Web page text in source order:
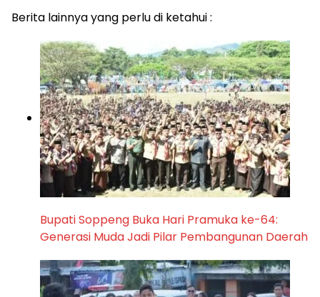
Berita lainnya yang perlu di ketahui :
Bupati Soppeng Buka Hari Pramuka ke-64:
Generasi Muda Jadi Pilar Pembangunan Daerah